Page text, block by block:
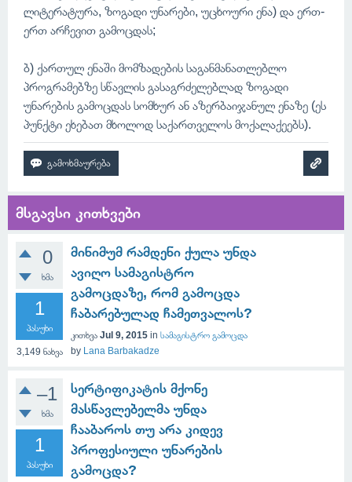
ლიტერატურა, ზოგადი უნარები, უცხოური ენა) და ერთ-
ერთ არჩევით გამოცდას;
ბ) ქართულ ენაში მომზადების საგანმანათლებლო
პროგრამებზე სწავლის გასაგრძელებლად ზოგადი
უნარების გამოცდას სომხურ ან აზერბაიჯანულ ენაზე (ეს
პუნქტი ეხებათ მხოლოდ საქართველოს მოქალაქეებს).
მსგავსი კითხვები
0
ხმა
1
პასუხი
3,149 ნახვა
მინიმუმ რამდენი ქულა უნდა
ავიღო სამაგისტრო
გამოცდაზე, რომ გამოცდა
ჩაბარებულად ჩამეთვალოს?
კითხვა Jul 9, 2015 in სამაგისტრო გამოცდა
by Lana Barbakadze
–1
ხმა
1
პასუხი
სერტიფიკატის მქონე
მასწავლებელმა უნდა
ჩააბაროს თუ არა კიდევ
პროფესიული უნარების
გამოცდა?